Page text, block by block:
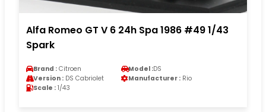
Alfa Romeo GT V 6 24h Spa 1986 #49 1/43
Spark
Brand : Citroen Model :DS
Version : DS Cabriolet Manufacturer : Rio
Scale : 1/43